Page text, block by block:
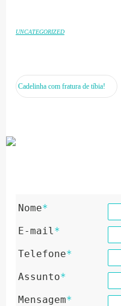
UNCATEGORIZED
Cadelinha com fratura de tíbia!
Nome*
E-mail*
Telefone*
Assunto*
Mensagem*